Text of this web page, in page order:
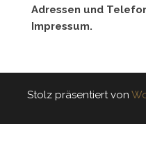
Adressen und
Impressum.
Stolz präsentiert von